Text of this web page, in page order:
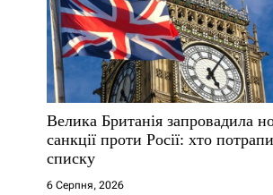
п
и
с
і
в
Велика Британія запровадила
санкції проти Росії: хто
списку
6 Серпня, 2026